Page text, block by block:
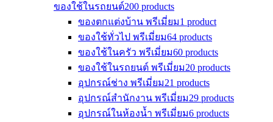
ของใช้ในรถยนต์200 products
ของตกแต่งบ้าน พรีเมี่ยม1 product
ของใช้ทั่วไป พรีเมี่ยม64 products
ของใช้ในครัว พรีเมี่ยม60 products
ของใช้ในรถยนต์ พรีเมี่ยม20 products
อุปกรณ์ช่าง พรีเมี่ยม21 products
อุปกรณ์สำนักงาน พรีเมี่ยม29 products
อุปกรณ์ในห้องน้ำ พรีเมี่ยม6 products